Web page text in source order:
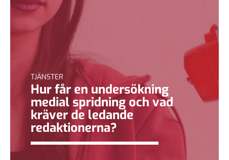
TJÄNSTER
Hur får en undersökning
medial spridning och vad
kräver de ledande
redaktionerna?